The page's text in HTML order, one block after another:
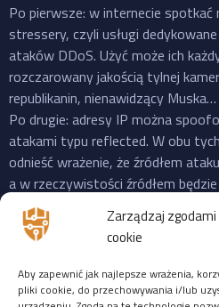
Zarządzaj
cookie
Aby zapewnić jak najlepsze wrażenia,
pliki cookie, do przechowywania i/lub
Po pierwsze: w internecie spotkać
stressery, czyli usługi
ataków DDoS. Użyć może ich
rozczarowany jakością tylnej
republikanin, nienawidzący Muska…
Po drugie: adresy IP można
atakami typu reflected. W obu
odnieść wrażenie, że źródłem
a w rzeczywistości źródłem
Po trzecie: do ataku na X
o cudownej nazwie “Mroczna
w 2023 i ma na swoim koncie
Izraelu czy EU. Ale podobnie jak
często mijają się z prawdą, więc